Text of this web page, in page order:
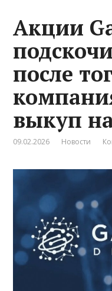
Акции
после
выкуп
09.02.2026 Новости